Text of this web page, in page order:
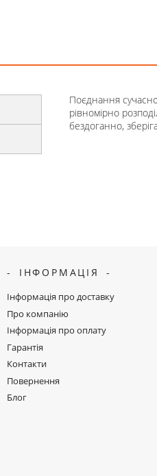
Поєднання
рівномірно
бездоганно,
ІНФОРМАЦІЯ
Інформація про доставку
Про компанію
Інформація про оплату
Гарантія
Контакти
Повернення
Блог